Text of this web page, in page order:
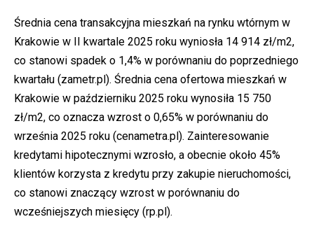
Średnia cena transakcyjna mieszkań na rynku wtórnym w
Krakowie w II kwartale 2025 roku wyniosła 14 914 zł/m2,
co stanowi spadek o 1,4% w porównaniu do poprzedniego
kwartału (zametr.pl). Średnia cena ofertowa mieszkań w
Krakowie w październiku 2025 roku wynosiła 15 750
zł/m2, co oznacza wzrost o 0,65% w porównaniu do
września 2025 roku (cenametra.pl). Zainteresowanie
kredytami hipotecznymi wzrosło, a obecnie około 45%
klientów korzysta z kredytu przy zakupie nieruchomości,
co stanowi znaczący wzrost w porównaniu do
wcześniejszych miesięcy (rp.pl).